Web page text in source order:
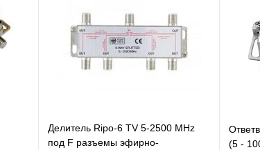
Купить в 1 клик
В избранное В наличии В
Делитель Ripo-6 TV 5-2500 MHz
под F разъемы эфирно-
(5 -